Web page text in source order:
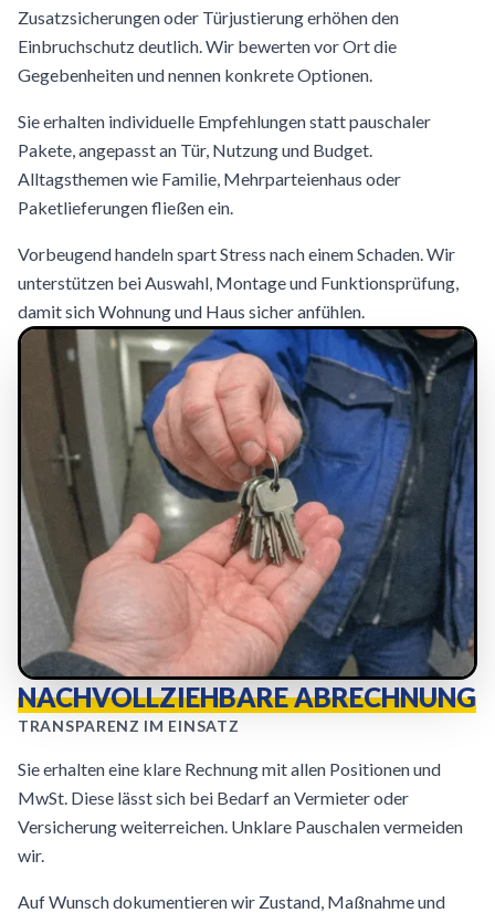
Zusatzsicherungen oder Türjustierung erhöhen den
Einbruchschutz deutlich. Wir bewerten vor Ort die
Gegebenheiten und nennen konkrete Optionen.
Sie erhalten individuelle Empfehlungen statt pauschaler
Pakete, angepasst an Tür, Nutzung und Budget.
Alltagsthemen wie Familie, Mehrparteienhaus oder
Paketlieferungen fließen ein.
Vorbeugend handeln spart Stress nach einem Schaden. Wir
unterstützen bei Auswahl, Montage und Funktionsprüfung,
damit sich Wohnung und Haus sicher anfühlen.
NACHVOLLZIEHBARE ABRECHNUNG
TRANSPARENZ IM EINSATZ
Sie erhalten eine klare Rechnung mit allen Positionen und
MwSt. Diese lässt sich bei Bedarf an Vermieter oder
Versicherung weiterreichen. Unklare Pauschalen vermeiden
wir.
Auf Wunsch dokumentieren wir Zustand, Maßnahme und